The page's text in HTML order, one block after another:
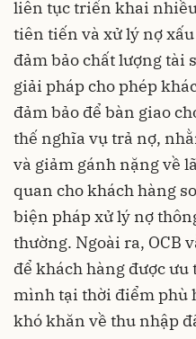
liên tục triển khai
tiên tiến và xử lý nợ
đảm bảo chất lượng tài
giải pháp cho phép
đảm bảo để bàn giao
thế nghĩa vụ trả nợ,
và giảm gánh nặng về
quan cho khách hàng
biện pháp xử lý nợ
thường. Ngoài ra, OCB
để khách hàng được
mình tại thời điểm phù
khó khăn về thu nhập